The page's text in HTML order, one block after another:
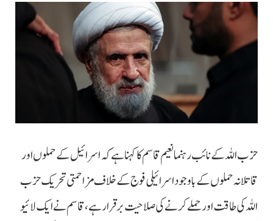
حزب اللہ کے نائب رہنما نعیم قاسم کا کہنا ہے کہ اسرائیل کے حملوں اور
قاتلانہ حملوں کے باوجود اسرائیلی فوج کے خلاف مزاحمتی تحریک حزب
اللہ کی طاقت اور حملے کرنے کی صلاحیت برقرار ہے، قاسم نے ایک لائیو